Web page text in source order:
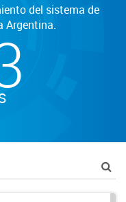
del sistema de
Argentina.